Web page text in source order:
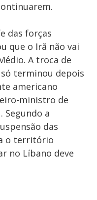
das forças
que o Irã não vai
A troca de
terminou depois
americano
ministro de
Segundo a
das
o território
no Líbano deve